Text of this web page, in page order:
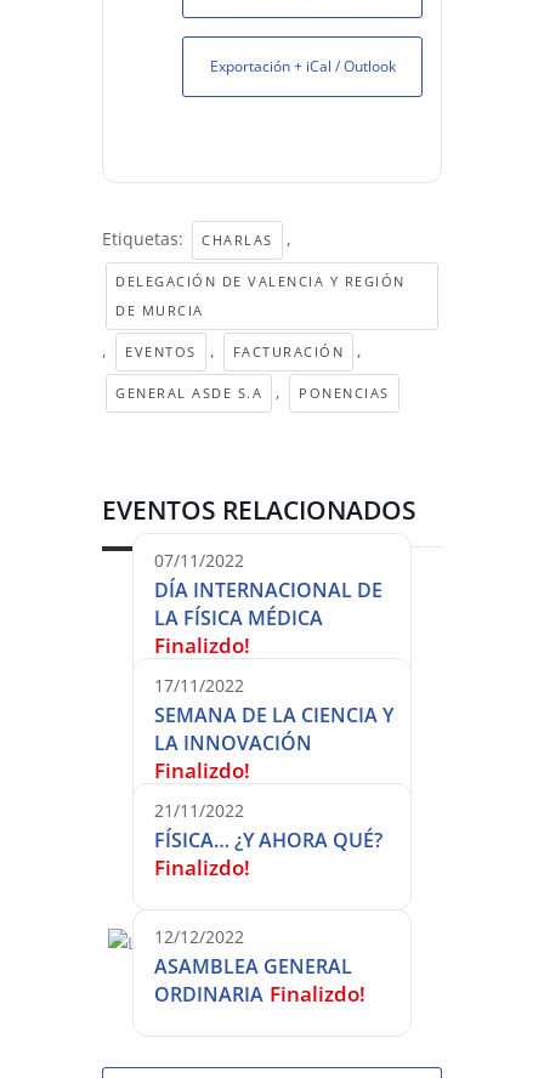
Exportación + iCal / Outlook
Etiquetas: CHARLAS ,
DELEGACIÓN DE VALENCIA Y REGIÓN
DE MURCIA
, EVENTOS , FACTURACIÓN ,
GENERAL ASDE S.A , PONENCIAS
EVENTOS RELACIONADOS
07/11/2022
DÍA INTERNACIONAL DE
LA FÍSICA MÉDICA
Finalizdo!
17/11/2022
SEMANA DE LA CIENCIA Y
LA INNOVACIÓN
Finalizdo!
21/11/2022
FÍSICA… ¿Y AHORA QUÉ?
Finalizdo!
12/12/2022
ASAMBLEA GENERAL
ORDINARIA Finalizdo!